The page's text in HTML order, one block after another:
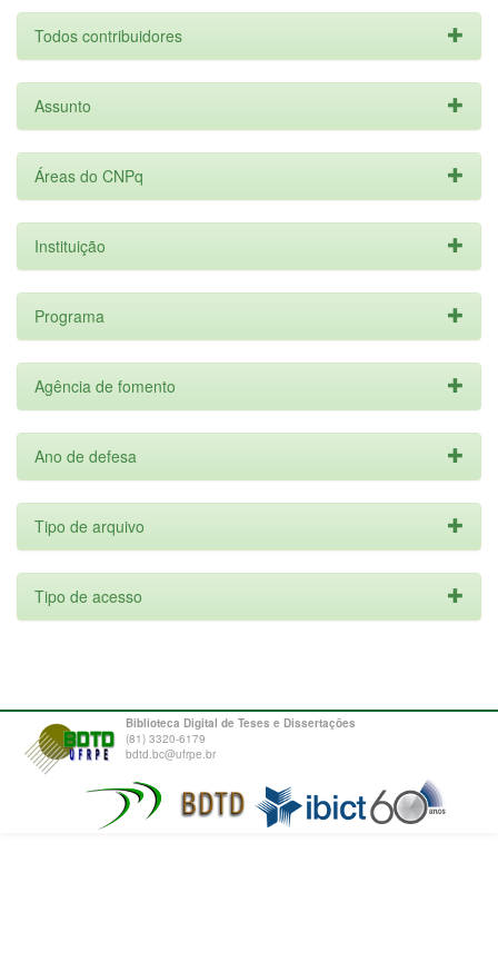
Todos contribuidores
Assunto
Áreas do CNPq
Instituição
Programa
Agência de fomento
Ano de defesa
Tipo de arquivo
Tipo de acesso
Biblioteca Digital de Teses e Dissertações
(81) 3320-6179
bdtd.bc@ufrpe.br